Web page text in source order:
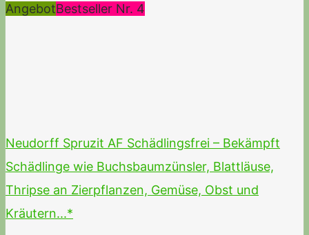
AngebotBestseller Nr. 4
Neudorff Spruzit AF Schädlingsfrei – Bekämpft
Schädlinge wie Buchsbaumzünsler, Blattläuse,
Thripse an Zierpflanzen, Gemüse, Obst und
Kräutern...*